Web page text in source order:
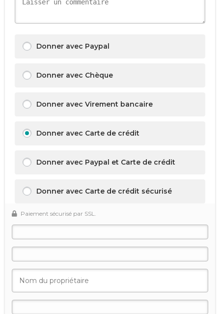
Donner avec Paypal
Donner avec Chèque
Donner avec Virement bancaire
Donner avec Carte de crédit
Donner avec Paypal et Carte de crédit
Donner avec Carte de crédit sécurisé
Paiement sécurisé par SSL.